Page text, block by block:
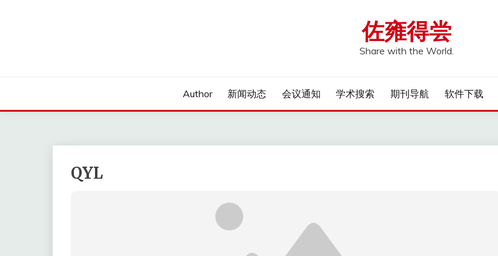
佐雍得尝
Share with the World.
Author 新闻动态 会议通知 学术搜索 期刊导航 软件下载
QYL